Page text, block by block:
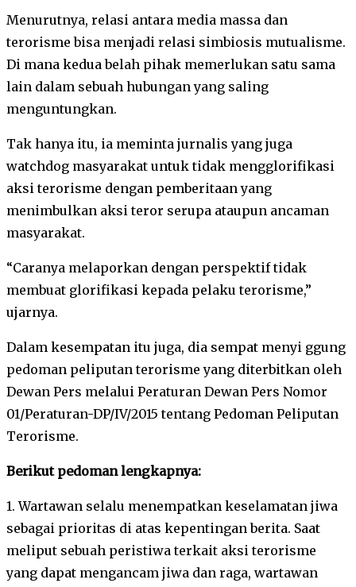
Menurutnya, relasi antara media massa dan
terorisme bisa menjadi relasi simbiosis mutualisme.
Di mana kedua belah pihak memerlukan satu sama
lain dalam sebuah hubungan yang saling
menguntungkan.
Tak hanya itu, ia meminta jurnalis yang juga
watchdog masyarakat untuk tidak mengglorifikasi
aksi terorisme dengan pemberitaan yang
menimbulkan aksi teror serupa ataupun ancaman
masyarakat.
“Caranya melaporkan dengan perspektif tidak
membuat glorifikasi kepada pelaku terorisme,”
ujarnya.
Dalam kesempatan itu juga, dia sempat menyi ggung
pedoman peliputan terorisme yang diterbitkan oleh
Dewan Pers melalui Peraturan Dewan Pers Nomor
01/Peraturan-DP/IV/2015 tentang Pedoman Peliputan
Terorisme.
Berikut pedoman lengkapnya:
1. Wartawan selalu menempatkan keselamatan jiwa
sebagai prioritas di atas kepentingan berita. Saat
meliput sebuah peristiwa terkait aksi terorisme
yang dapat mengancam jiwa dan raga, wartawan